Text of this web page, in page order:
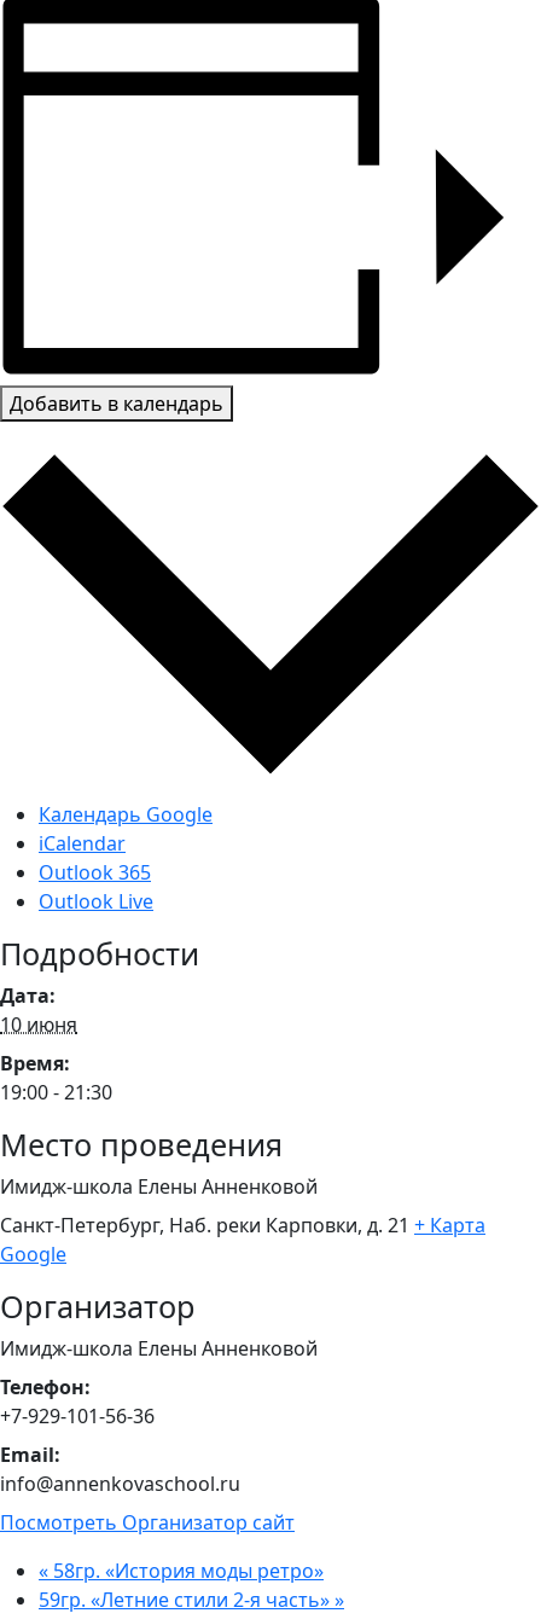
Добавить в календарь
Календарь Google
iCalendar
Outlook 365
Outlook Live
Подробности
Дата:
10 июня
Время:
19:00 - 21:30
Место проведения
Имидж-школа Елены Анненковой
Санкт-Петербург, Наб. реки Карповки, д. 21 + Карта
Google
Организатор
Имидж-школа Елены Анненковой
Телефон:
+7-929-101-56-36
Email:
info@annenkovaschool.ru
Посмотреть Организатор сайт
« 58гр. «История моды ретро»
59гр. «Летние стили 2-я часть»»